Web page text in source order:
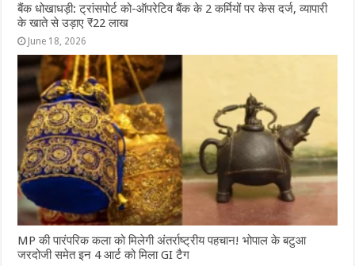
बैंक धोखाधड़ी: ट्रांसपोर्ट को-ऑपरेटिव बैंक के 2 कर्मियों पर केस दर्ज, व्यापारी
के खाते से उड़ाए ₹22 लाख
June 18, 2026
MP की पारंपरिक कला को मिलेगी अंतर्राष्ट्रीय पहचान! भोपाल के बटुआ
जरदोजी समेत इन 4 आर्ट को मिला GI टैग